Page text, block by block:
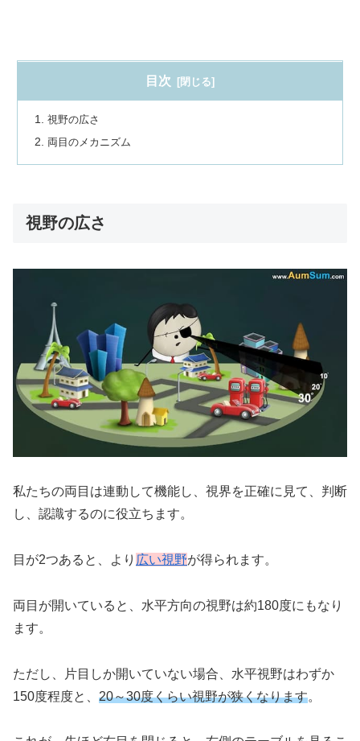
目次
視野の広さ
両目のメカニズム
視野の広さ
私たちの両目は連動して機能し、視界を正確に見て、判断
し、認識するのに役立ちます。
目が2つあると、より 広い視野が得られます。
両目が開いていると、水平方向の視野は約180度にもなり
ます。
ただし、片目しか開いていない場合、水平視野はわずか
150度程度と、 20～30度くらい視野が狭くなります。